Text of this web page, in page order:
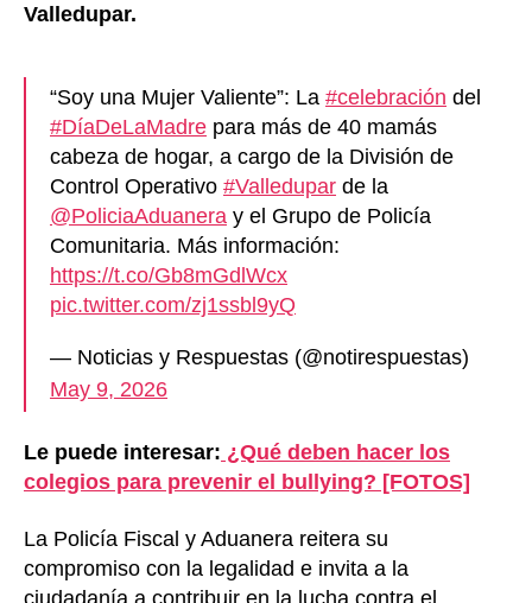
Valledupar.
“Soy una Mujer Valiente”: La #celebración del
#DíaDeLaMadre para más de 40 mamás
cabeza de hogar, a cargo de la División de
Control Operativo #Valledupar de la
@PoliciaAduanera y el Grupo de Policía
Comunitaria. Más información:
https://t.co/Gb8mGdlWcx
pic.twitter.com/zj1ssbl9yQ
— Noticias y Respuestas (@notirespuestas)
May 9, 2026
Le puede interesar: ¿Qué deben hacer los
colegios para prevenir el bullying? [FOTOS]
La Policía Fiscal y Aduanera reitera su
compromiso con la legalidad e invita a la
ciudadanía a contribuir en la lucha contra el